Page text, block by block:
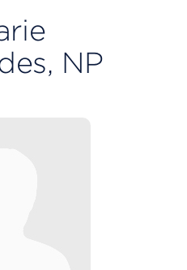
NP